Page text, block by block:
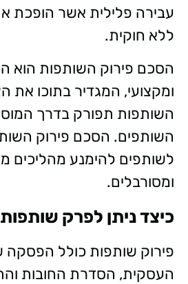
עבירה פלילית אשר הופכת
ללא חוקית.
הסכם פירוק השותפות הוא
ומקצועי, המגדיר בתוכו את
השותפות תפורק בדרך
השותפים. הסכם פירוק
לשותפים להימנע מהליכים
ומסורבלים.
כיצד ניתן לפרק
פירוק שותפות כולל הפסקה
העסקית, הסדרת החובות